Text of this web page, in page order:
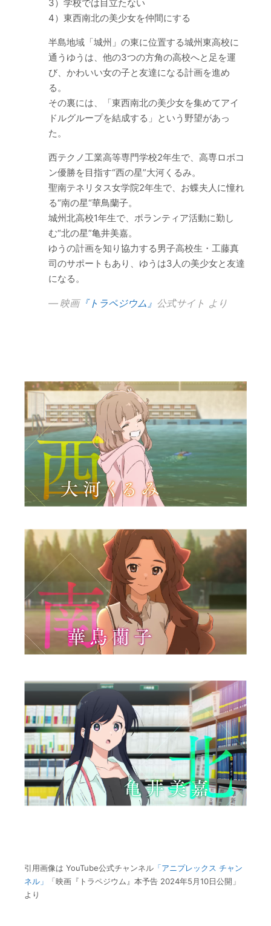
3）学校では目立たない
4）東西南北の美少女を仲間にする
半島地域「城州」の東に位置する城州東高校に
通うゆうは、他の3つの方角の高校へと足を運
び、かわいい女の子と友達になる計画を進め
る。
その裏には、「東西南北の美少女を集めてアイ
ドルグループを結成する」という野望があっ
た。
西テクノ工業高等専門学校2年生で、高専ロボコ
ン優勝を目指す“西の星”大河くるみ。
聖南テネリタス女学院2年生で、お蝶夫人に憧れ
る“南の星“華鳥蘭子。
城州北高校1年生で、ボランティア活動に勤し
む“北の星”亀井美嘉。
ゆうの計画を知り協力する男子高校生・工藤真
司のサポートもあり、ゆうは3人の美少女と友達
になる。
映画『トラペジウム』 公式サイト より
引用画像は YouTube公式チャンネル 「アニプレックス チャン
ネル」
「映画『トラペジウム』本予告 2024年5月10日公開」
より